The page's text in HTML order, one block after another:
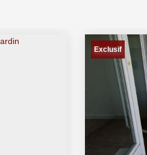
Exclusif